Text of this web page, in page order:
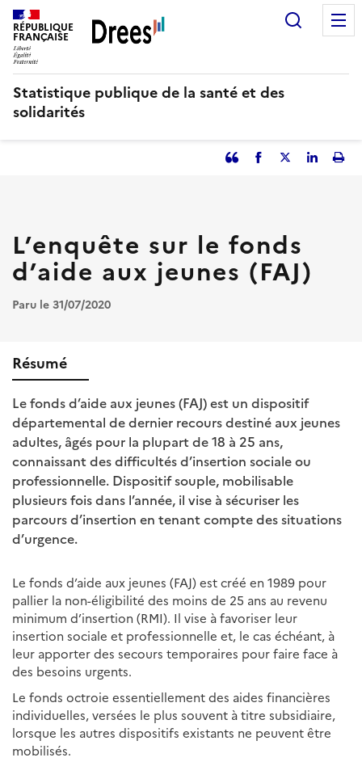
Aller
au
contenu
principal
RÉPUBLIQUE
FRANÇAISE
Statistique publique de la santé et des
solidarités
Partager
que
citation
Facebook
Partager
Partager
L’enquête sur le fonds
d’aide aux jeunes (FAJ)
Paru le 31/07/2020
Résumé
Le fonds d’aide aux jeunes (FAJ) est un dispositif
départemental de dernier recours destiné aux jeunes
adultes, âgés pour la plupart de 18 à 25 ans,
connaissant des difficultés d’insertion sociale ou
professionnelle. Dispositif souple, mobilisable
plusieurs fois dans l’année, il vise à sécuriser les
parcours d’insertion en tenant compte des situations
d’urgence.
Le fonds d’aide aux jeunes (FAJ)est créé en 1989 pour
pallier la non-éligibilité des moins de 25 ans au revenu
minimum d’insertion (RMI). Il vise à favoriser leur
insertion sociale et professionnelle et, le cas échéant, à
leur apporter des secours temporaires pour faire face à
des besoins urgents.
Le fonds octroie essentiellement des aides financières
individuelles, versées le plus souvent à titre subsidiaire,
lorsque les autres dispositifs existants ne peuvent être
mobilisés.